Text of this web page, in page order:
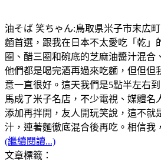
油そば 笑ちゃん:鳥取県米子市末広
麵首選，跟我在日本不太愛吃「乾」
圈、醋三圈和碗底的芝麻油醬汁混
他們都是喝完酒再過來吃麵，但但但
意一直很好。這天我們是5點半左右
馬成了米子名店，不少電視、媒體
添加再拌開，友人開玩笑說，這不就
汁，連著麵徹底混合後再吃。相信我
(繼續閱讀...)
文章標籤：